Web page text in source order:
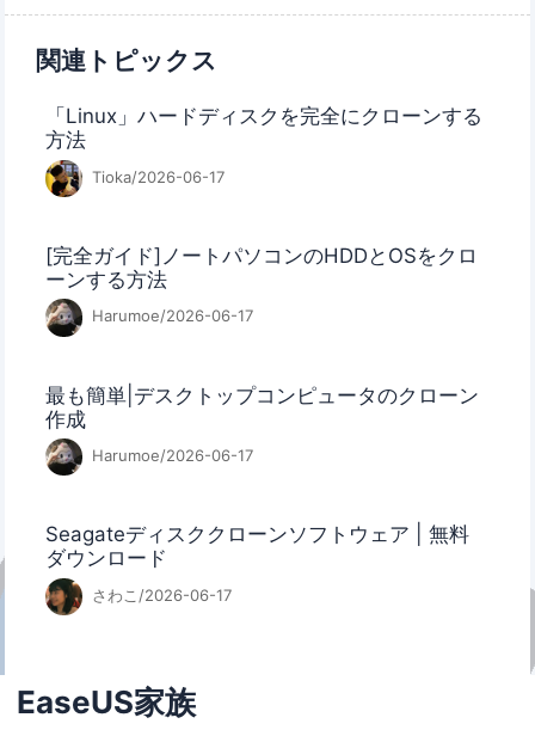
関連トピックス
「Linux」ハードディスクを完全にクローンする
方法
Tioka/2026-06-17
[完全ガイド]ノートパソコンのHDDとOSをクロ
ーンする方法
Harumoe/2026-06-17
最も簡単|デスクトップコンピュータのクローン
作成
Harumoe/2026-06-17
Seagateディスククローンソフトウェア | 無料
ダウンロード
さわこ/2026-06-17
EaseUS家族